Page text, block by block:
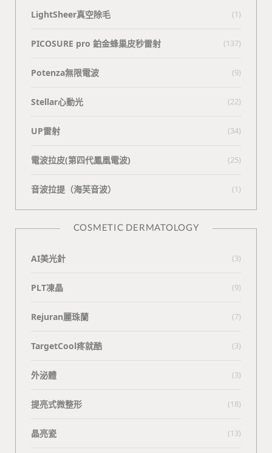
LightSheer真空除毛 (1)
PICOSURE pro 鉑金蜂巢皮秒雷射 (137)
Potenza無限電波 (9)
Stellar心動光 (22)
UP雷射 (34)
電波拉皮(第四代鳳凰電波) (25)
⾳波拉提（海芙⾳波） (1)
COSMETIC DERMATOLOGY
AI美光針 (3)
PLT凍晶 (9)
Rejuran麗珠蘭 (7)
TargetCool疼就酷 (3)
外泌體 (3)
提亮式微整形 (18)
晶亮瓷 (13)